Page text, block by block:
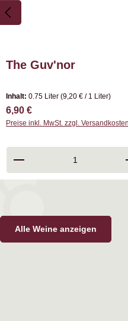
The Guv'nor
Inhalt:0.75 Liter(9,20 € / 1 Liter)
Regulärer Preis:
6,90 €
Preise inkl. MwSt. zzgl. Versandkosten
Produkt Anzahl:
Alle Weine anzeigen